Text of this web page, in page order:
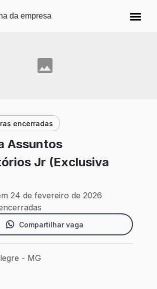
principal
da empresa
encerradas
Assuntos
Jr (Exclusiva
24 de fevereiro de 2026
Compartilhar vaga
Pouso Alegre - MG
- MG
Efetivo